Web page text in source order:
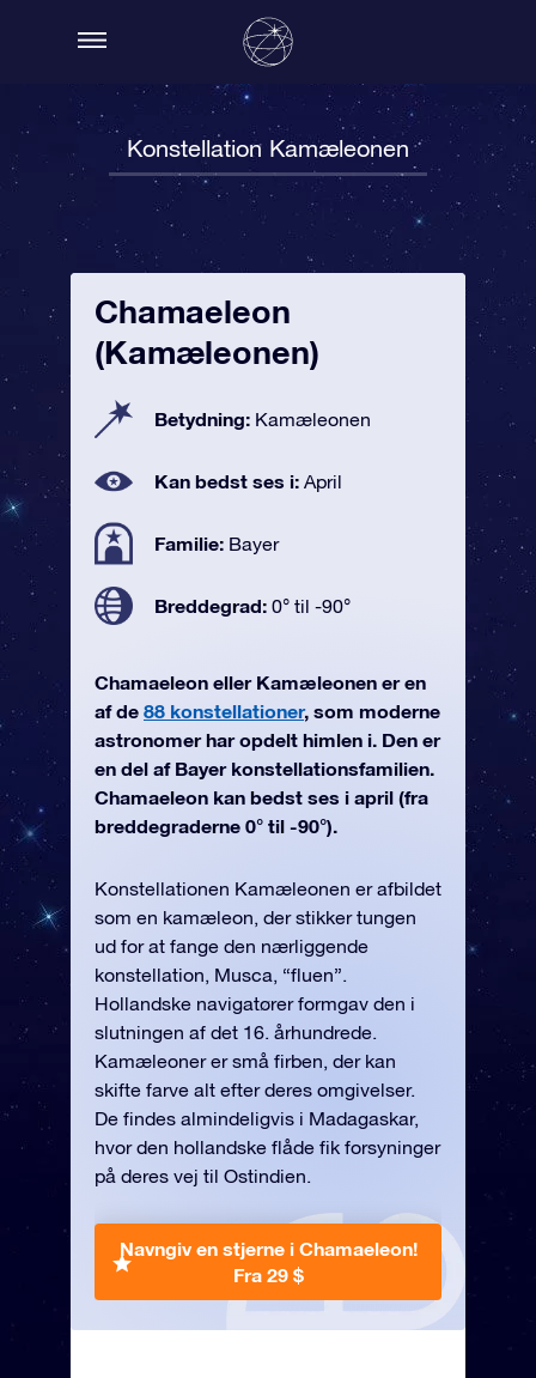
Konstellation Kamæleonen
Chamaeleon
(Kamæleonen)
Betydning: Kamæleonen
Kan bedst ses i: April
Familie: Bayer
Breddegrad: 0° til -90°
Chamaeleon eller Kamæleonen er en
af de 88 konstellationer, som moderne
astronomer har opdelt himlen i. Den er
en del af Bayer konstellationsfamilien.
Chamaeleon kan bedst ses i april (fra
breddegraderne 0° til -90°).
Konstellationen Kamæleonen er afbildet
som en kamæleon, der stikker tungen
ud for at fange den nærliggende
konstellation, Musca, “fluen”.
Hollandske navigatører formgav den i
slutningen af det 16. århundrede.
Kamæleoner er små firben, der kan
skifte farve alt efter deres omgivelser.
De findes almindeligvis i Madagaskar,
hvor den hollandske flåde fik forsyninger
på deres vej til Ostindien.
Navngiv en stjerne i Chamaeleon!
Fra 29 $